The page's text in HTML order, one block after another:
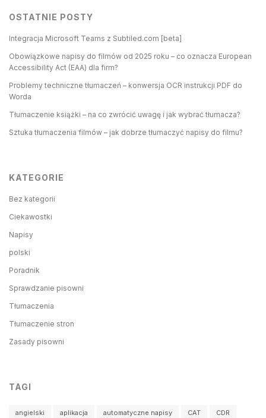
OSTATNIE POSTY
Integracja Microsoft Teams z Subtiled.com [beta]
Obowiązkowe napisy do filmów od 2025 roku – co oznacza European
Accessibility Act (EAA) dla firm?
Problemy techniczne tłumaczeń – konwersja OCR instrukcji PDF do
Worda
Tłumaczenie książki – na co zwrócić uwagę i jak wybrać tłumacza?
Sztuka tłumaczenia filmów – jak dobrze tłumaczyć napisy do filmu?
KATEGORIE
Bez kategorii
Ciekawostki
Napisy
polski
Poradnik
Sprawdzanie pisowni
Tłumaczenia
Tłumaczenie stron
Zasady pisowni
TAGI
angielski aplikacja automatyczne napisy CAT CDR